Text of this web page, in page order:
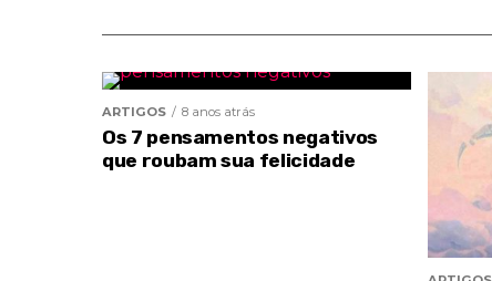
ARTIGOS 8 anos atrás
Os 7 pensamentos negativos
que roubam sua felicidade